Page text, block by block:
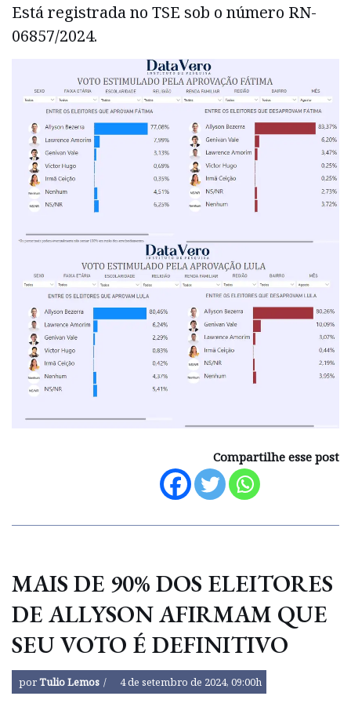
Está registrada no TSE sob o número RN-
06857/2024.
Compartilhe esse post
MAIS DE 90% DOS ELEITORES
DE ALLYSON AFIRMAM QUE
SEU VOTO É DEFINITIVO
porTulio Lemos 4 de setembro de 2024, 09:00h